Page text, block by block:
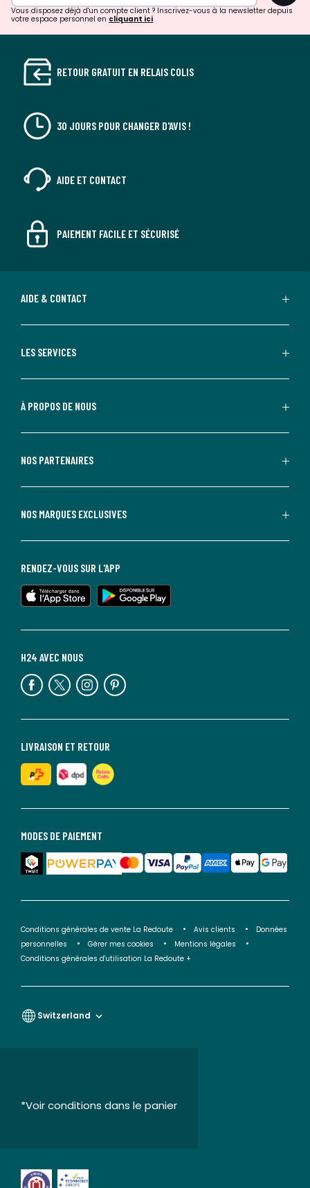
Vous disposez déjà d'un compte client ? Inscrivez-vous à la newsletter depuis
votre espace personnel en cliquant ici
RETOUR GRATUIT EN RELAIS COLIS
30 JOURS POUR CHANGER D'AVIS !
AIDE ET CONTACT
PAIEMENT FACILE ET SÉCURISÉ
AIDE & CONTACT
LES SERVICES
À PROPOS DE NOUS
NOS PARTENAIRES
NOS MARQUES EXCLUSIVES
MODES DE PAIEMENT
LIVRAISON ET RETOUR
H24 AVEC NOUS
RENDEZ-VOUS SUR L'APP
Conditions générales de vente La Redoute Avis clients
Données
personnelles
Gérer mes cookies
Mentions légales
Conditions générales d'utilisation La Redoute +
Switzerland
*Voir conditions dans le panier